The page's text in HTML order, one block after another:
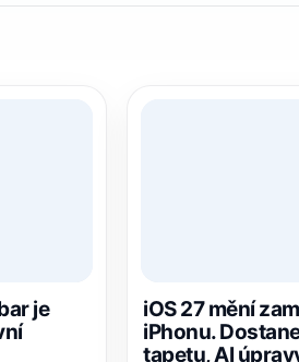
je
iOS 27 mění
iPhonu.
tapetu, AI